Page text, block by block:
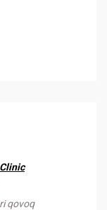
qovoq